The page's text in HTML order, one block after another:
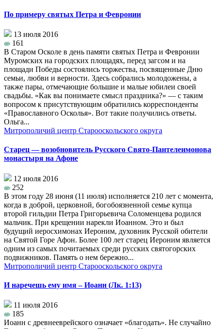
По примеру святых Петра и Февронии
13 июля 2016
161
В Старом Осколе в день памяти святых Петра и Февронии
Муромских на городских площадях, перед загсом и на
площади Победы состоялись торжества, посвященные Дню
семьи, любви и верности. Здесь собрались молодожены, а
также пары, отмечающие большие и малые юбилеи своей
свадьбы. «Как вы понимаете смысл праздника?» — с таким
вопросом к присутствующим обратились корреспонденты
«Православного Осколья». Вот такие получились ответы.
Ольга...
Митрополичий центр Старооскольского округа
Старец — возобновитель Русского Свято-Пантелеимонова
монастыря на Афоне
12 июля 2016
252
В этом году 28 июня (11 июля) исполняется 210 лет с момента,
когда в доброй, церковной, богобоязненной семье купца
второй гильдии Петра Григорьевича Соломенцева родился
мальчик. При крещении нарекли Иоанном. Это и был
будущий иеросхимонах Иероним, духовник Русской обители
на Святой Горе Афон. Более 100 лет старец Иероним является
одним из самых почитаемых среди русских святогорских
подвижников. Память о нем бережно...
Митрополичий центр Старооскольского округа
И наречешь ему имя – Иоанн (Лк. 1:13)
11 июля 2016
185
Иоанн с древнееврейского означает «благодать». Не случайно